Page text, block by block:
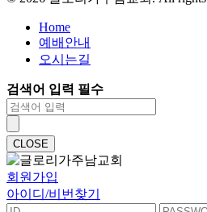
Home
예배안내
오시는길
검색어 입력 필수
CLOSE
회원가입
아이디/비번찾기